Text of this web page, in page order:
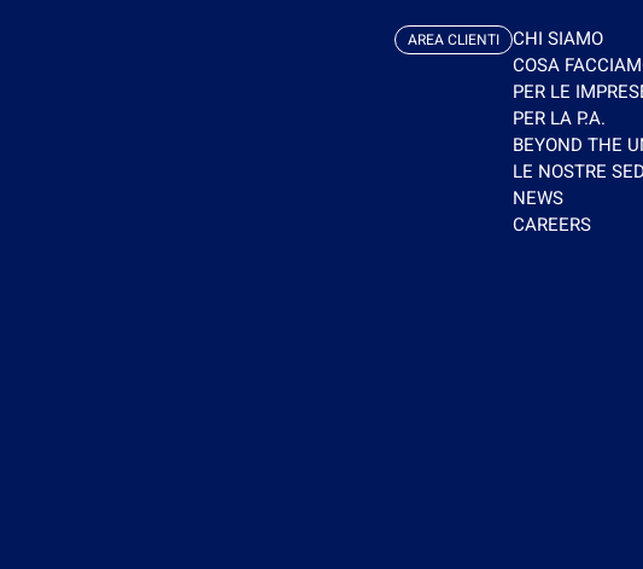
AREA CLIENTI
CHI SIAMO
COSA
PER LE
PER LA P.A.
BEYOND THE
LE NOSTRE
NEWS
CAREERS